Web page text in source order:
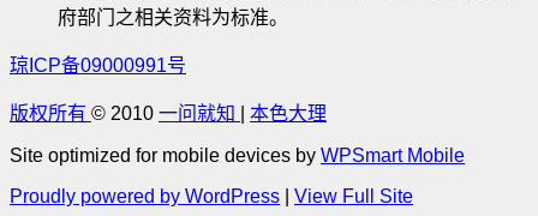
府部门之相关资料为标准。
琼ICP备09000991号
版权所有 © 2010 一问就知 本色大理
Site optimized for mobile devices by WPSmart Mobile
Proudly powered by WordPress
View Full Site